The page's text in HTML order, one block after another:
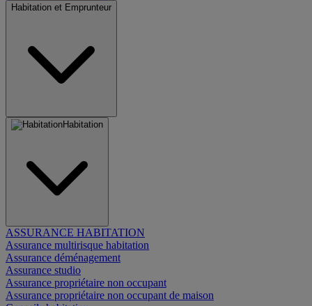
Habitation et Emprunteur
Habitation
ASSURANCE HABITATION
Assurance multirisque habitation
Assurance déménagement
Assurance studio
Assurance propriétaire non occupant
Assurance propriétaire non occupant de maison